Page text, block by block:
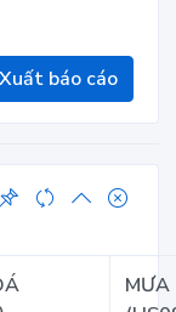
Xuất báo cáo